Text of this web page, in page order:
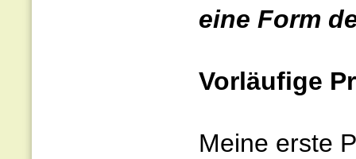
eine Form
Vorläufige
Meine erste